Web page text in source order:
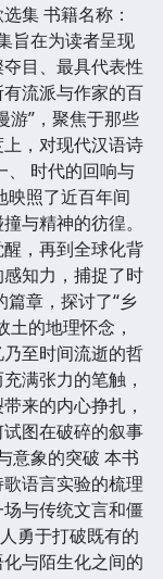
集 书籍名称：
旨在为读者呈现
目、最具代表性
流派与作家的百
游”，聚焦于那些
，对现代汉语诗
、 时代的回响与
映照了近百年间
与精神的彷徨。
，再到全球化背
知力，捕捉了时
章，探讨了“乡
的地理怀念，
至时间流逝的哲
满张力的笔触，
来的内心挣扎，
图在破碎的叙事
意象的突破 本书
语言实验的梳理
与传统文言和僵
勇于打破既有的
与陌生化之间的